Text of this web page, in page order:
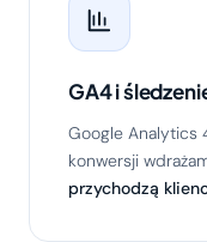
GA4 i
Google Analytics
konwersji
przychodzą